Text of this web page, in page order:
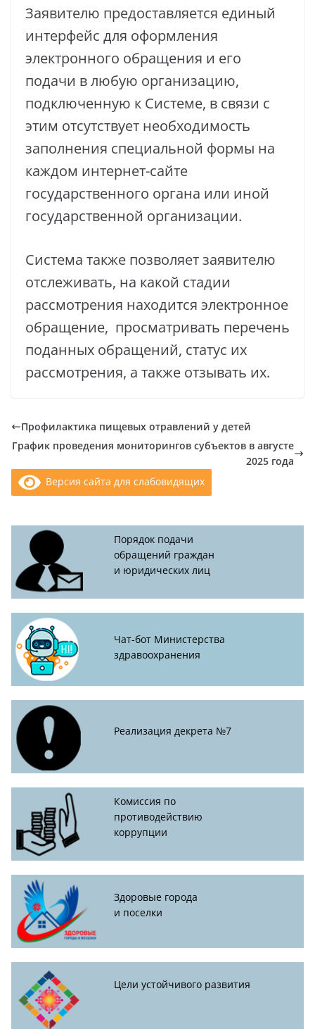
Заявителю предоставляется единый
интерфейс для оформления
электронного обращения и его
подачи в любую организацию,
подключенную к Системе, в связи с
этим отсутствует необходимость
заполнения специальной формы на
каждом интернет-сайте
государственного органа или иной
государственной организации.
Система также позволяет заявителю
отслеживать, на какой стадии
рассмотрения находится электронное
обращение, просматривать перечень
поданных обращений, статус их
рассмотрения, а также отзывать их.
Профилактика пищевых отравлений у детей
График проведения мониторингов субъектов в августе
2025 года
Версия сайта для слабовидящих
Порядок подачи
обращений граждан
и юридических лиц
Чат-бот Министерства
здравоохранения
Реализация декрета №7
Комиссия по
противодействию
коррупции
Здоровые города
и поселки
Цели устойчивого развития